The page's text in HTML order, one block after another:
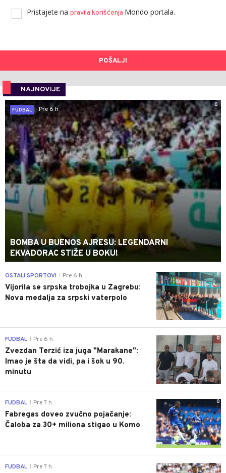
Pristajete na pravila korišćenja Mondo portala.
POŠALJI
NAJNOVIJE
0
FUDBAL
Pre 6 h
BOMBA U BUENOS AJRESU: LEGENDARNI
EKVADORAC STIŽE U BOKU!
0
OSTALI SPORTOVI Pre 6 h
Vijorila se srpska trobojka u Zagrebu:
Nova medalja za srpski vaterpolo
0
FUDBAL Pre 6 h
Zvezdan Terzić iza juga "Marakane":
Imao je šta da vidi, pa i šok u 90.
minutu
0
FUDBAL Pre 7 h
Fabregas doveo zvučno pojačanje:
Čaloba za 30+ miliona stigao u Komo
0
FUDBAL Pre 7 h